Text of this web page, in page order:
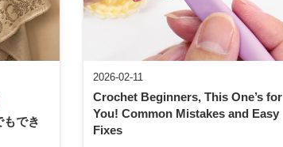
でき
2026-02-11
Crochet Beginners, This One’s for
You! Common Mistakes and Easy
Fixes